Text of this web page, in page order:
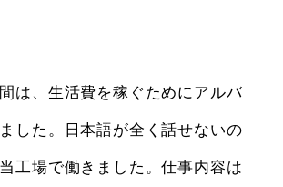
は、生活費を稼ぐためにアルバ
した。日本語が全く話せないの
工場で働きました。仕事内容は